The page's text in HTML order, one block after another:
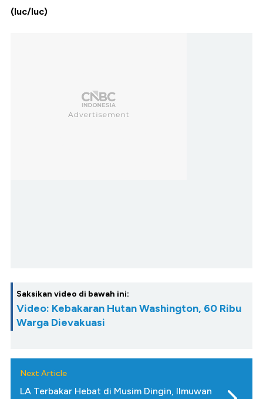
(luc/luc)
Saksikan video di bawah ini:
Video: Kebakaran Hutan Washington, 60 Ribu
Warga Dievakuasi
Next Article
LA Terbakar Hebat di Musim Dingin, Ilmuwan